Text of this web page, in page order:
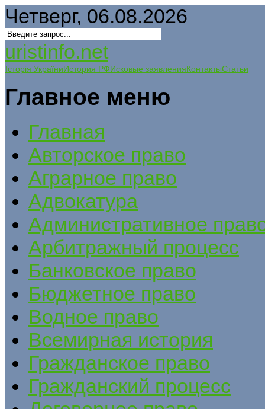
Четверг, 06.08.2026
uristinfo.net
Історія УкраїниИстория РФИсковые заявленияКонтактыСтатьи
Главное меню
Главная
Авторское право
Аграрное право
Адвокатура
Административное
Арбитражный процесс
Банковское право
Бюджетное право
Водное право
Всемирная история
Гражданское право
Гражданский процесс